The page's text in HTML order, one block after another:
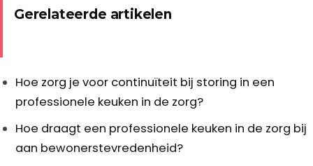
Gerelateerde artikelen
Hoe zorg je voor continuïteit bij storing in een
professionele keuken in de zorg?
Hoe draagt een professionele keuken in de zorg bij
aan bewonerstevredenheid?